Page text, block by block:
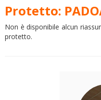
Protetto:
Non è disponibile alcun
protetto.